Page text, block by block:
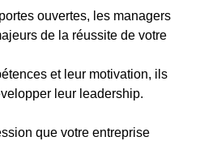
ouvertes, les managers
de la réussite de votre
et leur motivation, ils
leur leadership.
que votre entreprise